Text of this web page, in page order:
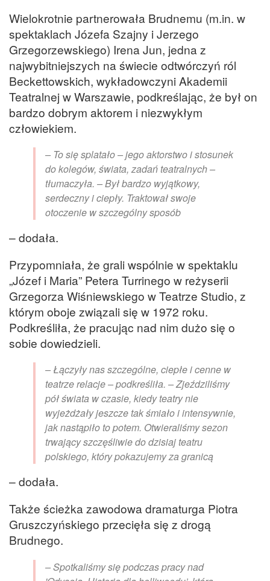
Wielokrotnie partnerowała Brudnemu (m.in. w
spektaklach Józefa Szajny i Jerzego
Grzegorzewskiego) Irena Jun, jedna z
najwybitniejszych na świecie odtwórczyń ról
Beckettowskich, wykładowczyni Akademii
Teatralnej w Warszawie, podkreślając, że był on
bardzo dobrym aktorem i niezwykłym
człowiekiem.
– To się splatało – jego aktorstwo i stosunek
do kolegów, świata, zadań teatralnych –
tłumaczyła. – Był bardzo wyjątkowy,
serdeczny i ciepły. Traktował swoje
otoczenie w szczególny sposób
– dodała.
Przypomniała, że grali wspólnie w spektaklu
„Józef i Maria” Petera Turrinego w reżyserii
Grzegorza Wiśniewskiego w Teatrze Studio, z
którym oboje związali się w 1972 roku.
Podkreśliła, że pracując nad nim dużo się o
sobie dowiedzieli.
– Łączyły nas szczególne, ciepłe i cenne w
teatrze relacje – podkreśliła. – Zjeździliśmy
pół świata w czasie, kiedy teatry nie
wyjeżdżały jeszcze tak śmiało i intensywnie,
jak nastąpiło to potem. Otwieraliśmy sezon
trwający szczęśliwie do dzisiaj teatru
polskiego, który pokazujemy za granicą
– dodała.
Także ścieżka zawodowa dramaturga Piotra
Gruszczyńskiego przecięła się z drogą
Brudnego.
– Spotkaliśmy się podczas pracy nad